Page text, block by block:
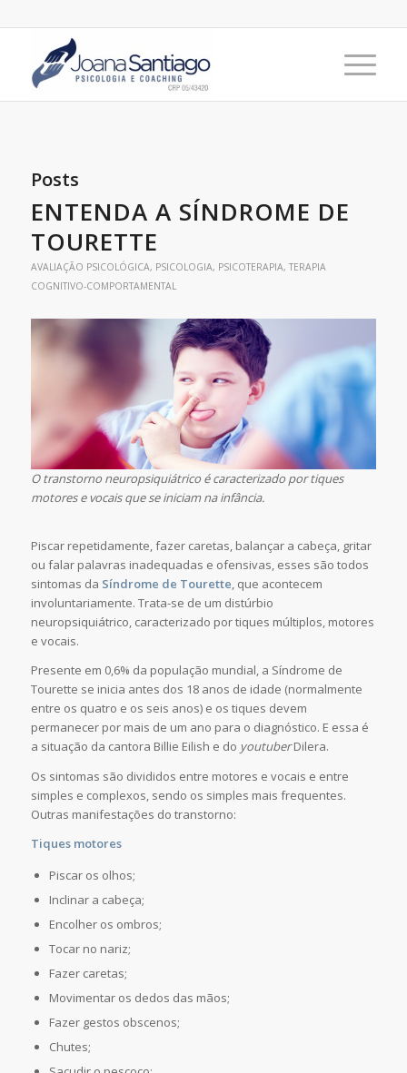
Posts
ENTENDA A SÍNDROME DE
TOURETTE
AVALIAÇÃO PSICOLÓGICA, PSICOLOGIA, PSICOTERAPIA, TERAPIA
COGNITIVO-COMPORTAMENTAL
O transtorno neuropsiquiátrico é caracterizado por tiques
motores e vocais que se iniciam na infância.
Piscar repetidamente, fazer caretas, balançar a cabeça, gritar
ou falar palavras inadequadas e ofensivas, esses são todos
sintomas da Síndrome de Tourette, que acontecem
involuntariamente. Trata-se de um distúrbio
neuropsiquiátrico, caracterizado por tiques múltiplos, motores
e vocais.
Presente em 0,6% da população mundial, a Síndrome de
Tourette se inicia antes dos 18 anos de idade (normalmente
entre os quatro e os seis anos) e os tiques devem
permanecer por mais de um ano para o diagnóstico. E essa é
a situação da cantora Billie Eilish e do youtuberDilera.
Os sintomas são divididos entre motores e vocais e entre
simples e complexos, sendo os simples mais frequentes.
Outras manifestações do transtorno:
Tiques motores
Piscar os olhos;
Inclinar a cabeça;
Encolher os ombros;
Tocar no nariz;
Fazer caretas;
Movimentar os dedos das mãos;
Fazer gestos obscenos;
Chutes;